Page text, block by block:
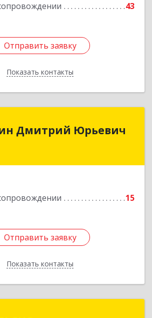
43
Отправить заявку
Показать контакты
Отправить заявку
Назад
Дмитрий Юрьевич
15
Отправить заявку
Показать контакты
Дмитрий Юрьевич
Респ, Нефтекамск г,
Отправить заявку
Назад